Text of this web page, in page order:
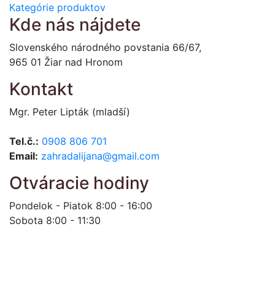
Kategórie produktov
Kde nás nájdete
Slovenského národného povstania 66/67,
965 01 Žiar nad Hronom
Kontakt
Mgr. Peter Lipták (mladší)
Tel.č.: 0908 806 701
Email: zahradalijana@gmail.com
Otváracie hodiny
Pondelok - Piatok 8:00 - 16:00
Sobota 8:00 - 11:30